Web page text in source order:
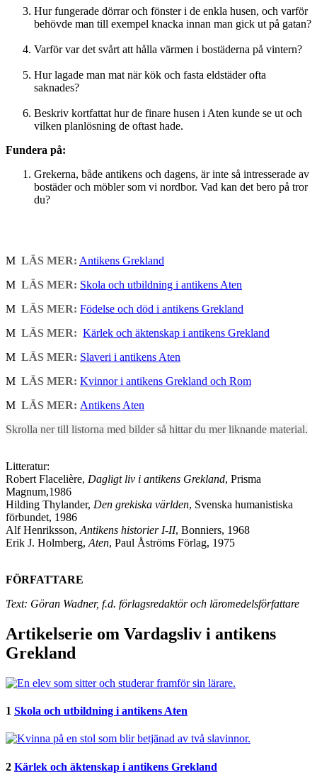
Hur fungerade dörrar och fönster i de enkla husen, och varför
behövde man till exempel knacka innan man gick ut på gatan?
Varför var det svårt att hålla värmen i bostäderna på vintern?
Hur lagade man mat när kök och fasta eldstäder ofta
saknades?
Beskriv kortfattat hur de finare husen i Aten kunde se ut och
vilken planlösning de oftast hade.
Fundera på:
Grekerna, både antikens och dagens, är inte så intresserade av
bostäder och möbler som vi nordbor. Vad kan det bero på tror
du?
M LÄS MER: Antikens Grekland
M LÄS MER: Skola och utbildning i antikens Aten
M LÄS MER: Födelse och död i antikens Grekland
M LÄS MER: Kärlek och äktenskap i antikens Grekland
M LÄS MER: Slaveri i antikens Aten
M LÄS MER: Kvinnor i antikens Grekland och Rom
M LÄS MER: Antikens Aten
Skrolla ner till listorna med bilder så hittar du mer liknande material.
Litteratur:
Robert Flacelière, Dagligt liv i antikens Grekland, Prisma
Magnum,1986
Hilding Thylander, Den grekiska världen, Svenska humanistiska
förbundet, 1986
Alf Henriksson, Antikens historier I-II, Bonniers, 1968
Erik J. Holmberg, Aten, Paul Åströms Förlag, 1975
FÖRFATTARE
Text: Göran Wadner, f.d. förlagsredaktör och läromedelsförfattare
Artikelserie om Vardagsliv i antikens
Grekland
1 Skola och utbildning i antikens Aten
2 Kärlek och äktenskap i antikens Grekland